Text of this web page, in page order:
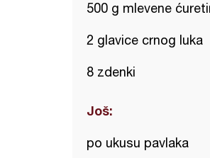
500 g mlevene
2 glavice crnog luka
8 zdenki
Još:
po ukusu pavlaka